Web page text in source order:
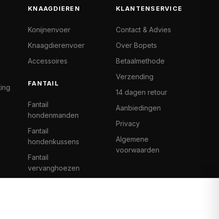
KNAAGDIEREN
Konijnenvoer
Knaagdierenvoer
Accessoires
FANTAIL
Fantail
hondenmanden
Fantail
hondenkussens
Fantail
vervanghoezen
KLANTENSERVICE
Contact & Advies
Over Bopets
Betaalmethode
Verzending
14 dagen retour
Aanbiedingen
Privacy
Algemene
voorwaarden